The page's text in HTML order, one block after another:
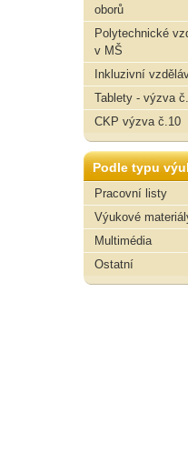
oborů
Polytechnické
v MŠ
Inkluzivní
Tablety - výzva
CKP výzva č.10
Podle typu
Pracovní listy
Výukové
Multimédia
Ostatní